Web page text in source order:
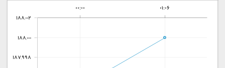
۰۰:۰۰ ۰۱:۰۶
187,998
188,000
188,002